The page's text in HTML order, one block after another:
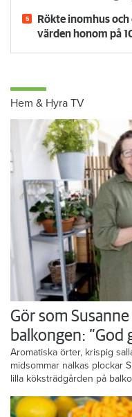
Rökte inomhus
värden honom på
Hem & Hyra TV
Gör som
balkongen: ”God
Aromatiska örter, krispig
midsommar nalkas plockar
lilla köksträdgården på